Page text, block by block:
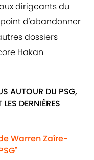
dirigeants du
d'abandonner
dossiers
Hakan
AUTOUR DU PSG,
DERNIÈRES
Warren Zaîre-